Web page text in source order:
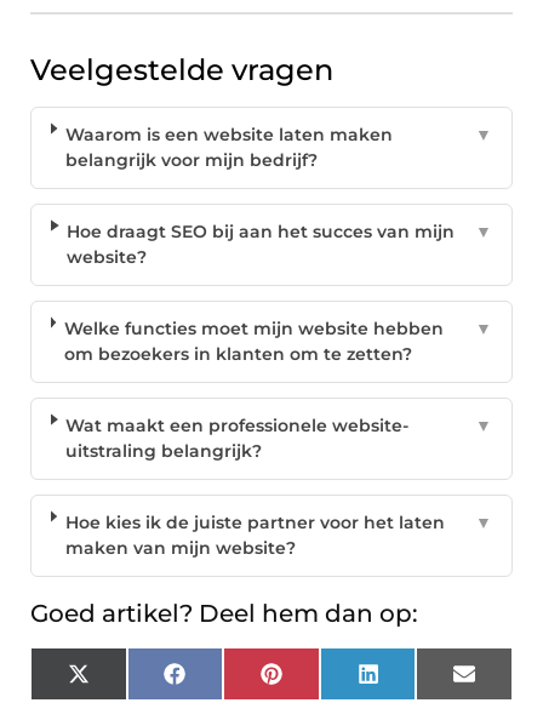
Veelgestelde vragen
Waarom is een website laten maken
belangrijk voor mijn bedrijf?
▼
Hoe draagt SEO bij aan het succes van mijn
website?
▼
Welke functies moet mijn website hebben
om bezoekers in klanten om te zetten?
▼
Wat maakt een professionele website-
uitstraling belangrijk?
▼
Hoe kies ik de juiste partner voor het laten
maken van mijn website?
▼
Goed artikel? Deel hem dan op:
X
(Twitter)
Facebook Pinterest LinkedIn Email